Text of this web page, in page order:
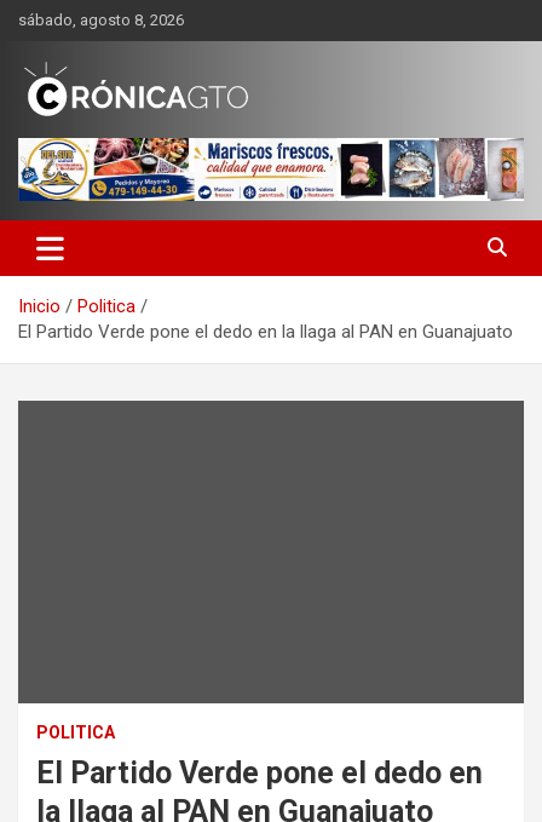
Saltar
contenido
sábado, agosto 8, 2026
CRONICA GUANAJUATO
Inicio
Politica
El Partido Verde pone el dedo en la llaga al PAN en Guanajuato
POLITICA
El Partido Verde pone el dedo en
la llaga al PAN en Guanajuato